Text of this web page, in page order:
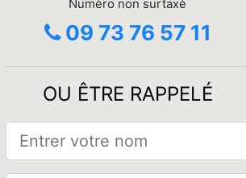
Numéro non surtaxé
09 73 76 57 11
OU ÊTRE RAPPELÉ